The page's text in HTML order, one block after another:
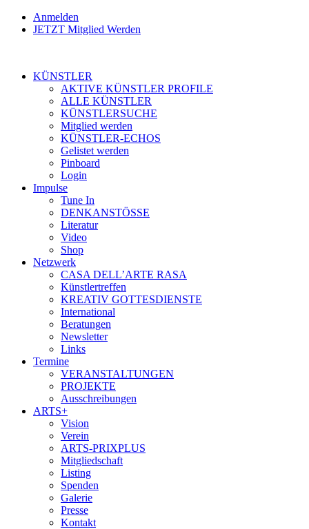
Anmelden
JETZT Mitglied Werden
KÜNSTLER
AKTIVE KÜNSTLER PROFILE
ALLE KÜNSTLER
KÜNSTLERSUCHE
Mitglied werden
KÜNSTLER-ECHOS
Gelistet werden
Pinboard
Login
Impulse
Tune In
DENKANSTÖSSE
Literatur
Video
Shop
Netzwerk
CASA DELL’ARTE RASA
Künstlertreffen
KREATIV GOTTESDIENSTE
International
Beratungen
Newsletter
Links
Termine
VERANSTALTUNGEN
PROJEKTE
Ausschreibungen
ARTS+
Vision
Verein
ARTS-PRIXPLUS
Mitgliedschaft
Listing
Spenden
Galerie
Presse
Kontakt